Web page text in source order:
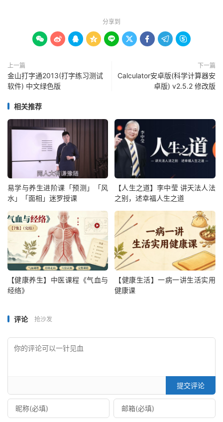
分享到
        
上一篇
金山打字通2013(打字练习测试
软件) 中文绿色版
下一篇
Calculator安卓版(科学计算器安
卓版) v2.5.2 修改版
相关推荐
易学与养生进阶课「预测」「风
水」「面相」迷罗授课
【人生之道】李中莹 讲天法人法
之别，述幸福人生之道
【健康养生】中医课程《气血与
经络》
【健康生活】一病一讲生活实用
健康课
评论 抢沙发
提交评论